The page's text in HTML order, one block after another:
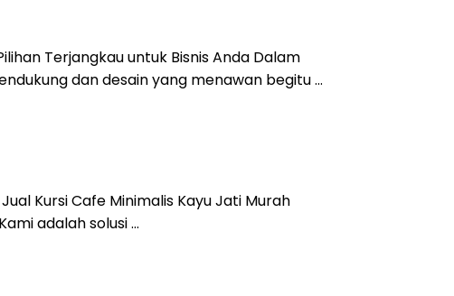
Terjangkau untuk Bisnis Anda Dalam
dan desain yang menawan begitu …
Kursi Cafe Minimalis Kayu Jati Murah
adalah solusi …